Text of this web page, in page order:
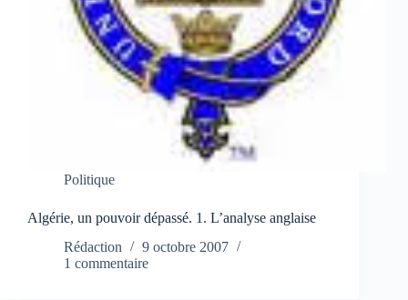
Politique
Algérie, un pouvoir dépassé. 1. L’analyse anglaise
Rédaction
9 octobre 2007
1 commentaire